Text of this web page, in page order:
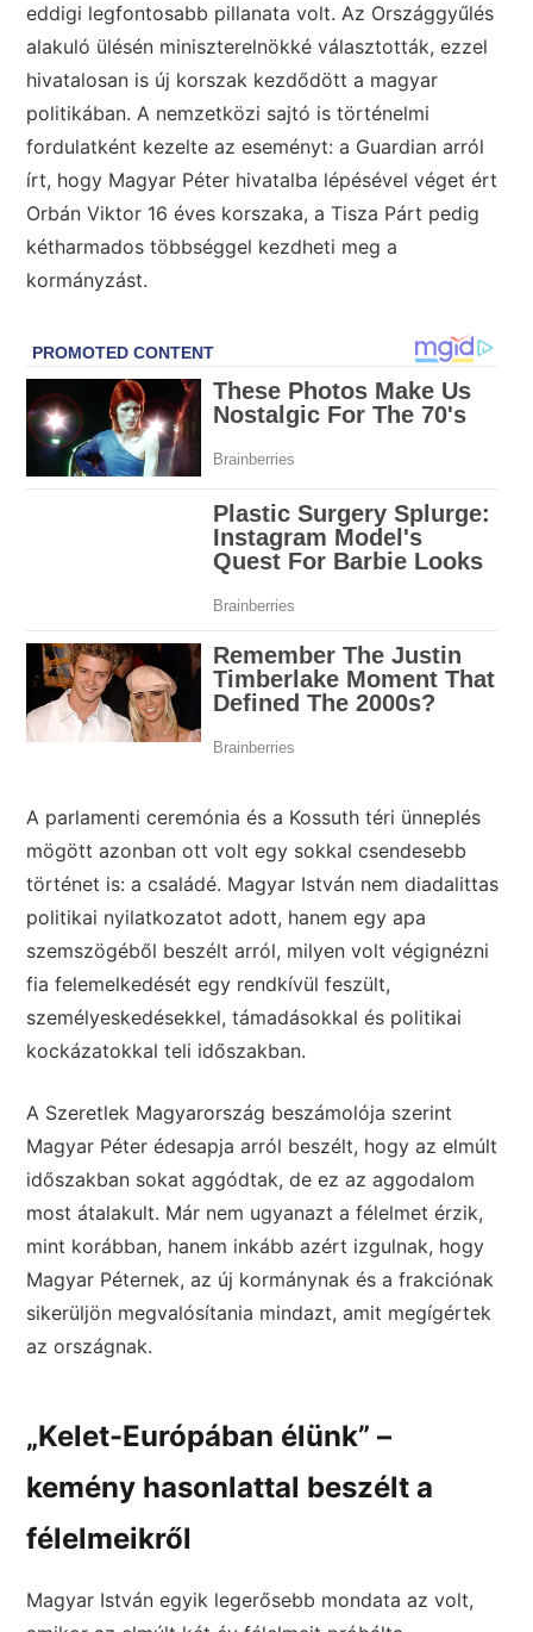
eddigi legfontosabb pillanata volt. Az Országgyűlés
alakuló ülésén miniszterelnökké választották, ezzel
hivatalosan is új korszak kezdődött a magyar
politikában. A nemzetközi sajtó is történelmi
fordulatként kezelte az eseményt: a Guardian arról
írt, hogy Magyar Péter hivatalba lépésével véget ért
Orbán Viktor 16 éves korszaka, a Tisza Párt pedig
kétharmados többséggel kezdheti meg a
kormányzást.
A parlamenti ceremónia és a Kossuth téri ünneplés
mögött azonban ott volt egy sokkal csendesebb
történet is: a családé. Magyar István nem diadalittas
politikai nyilatkozatot adott, hanem egy apa
szemszögéből beszélt arról, milyen volt végignézni
fia felemelkedését egy rendkívül feszült,
személyeskedésekkel, támadásokkal és politikai
kockázatokkal teli időszakban.
A Szeretlek Magyarország beszámolója szerint
Magyar Péter édesapja arról beszélt, hogy az elmúlt
időszakban sokat aggódtak, de ez az aggodalom
most átalakult. Már nem ugyanazt a félelmet érzik,
mint korábban, hanem inkább azért izgulnak, hogy
Magyar Péternek, az új kormánynak és a frakciónak
sikerüljön megvalósítania mindazt, amit megígértek
az országnak.
„Kelet-Európában élünk” –
kemény hasonlattal beszélt a
félelmeikről
Magyar István egyik legerősebb mondata az volt,